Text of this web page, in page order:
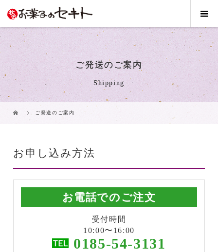
ご発送のご案内
Shipping
ご発送のご案内
お申し込み方法
お電話でのご注文
受付時間
10:00〜16:00
0185-54-3131